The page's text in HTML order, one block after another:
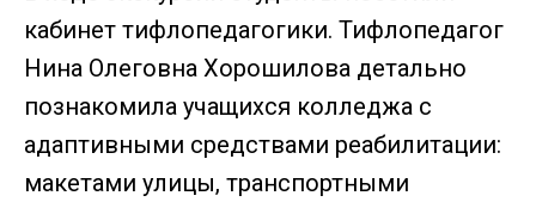
кабинет тифлопедагогики. Тифлопедагог
Нина Олеговна Хорошилова детально
познакомила учащихся колледжа с
адаптивными средствами реабилитации:
макетами улицы, транспортными